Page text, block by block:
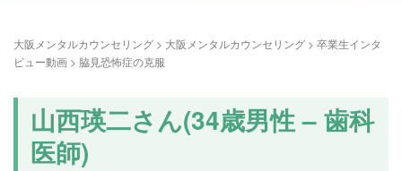
大阪メンタルカウンセリング > 大阪メンタルカウンセリング > 卒業生インタ
ビュー動画 > 脇見恐怖症の克服
山西瑛二さん(34歳男性 – 歯科
医師)